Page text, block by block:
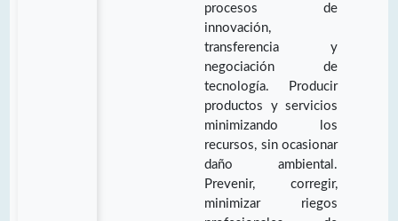
procesos de
innovación,
transferencia y
negociación de
tecnología. Producir
productos y servicios
minimizando los
recursos, sin ocasionar
daño ambiental.
Prevenir, corregir,
minimizar riegos